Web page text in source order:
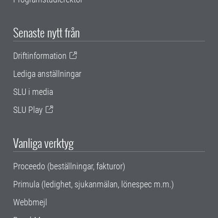
Senaste nytt från
Driftinformation
Lediga anställningar
SLU i media
SLU Play
Vanliga verktyg
Proceedo (beställningar, fakturor)
Primula (ledighet, sjukanmälan, lönespec m.m.)
Webbmejl